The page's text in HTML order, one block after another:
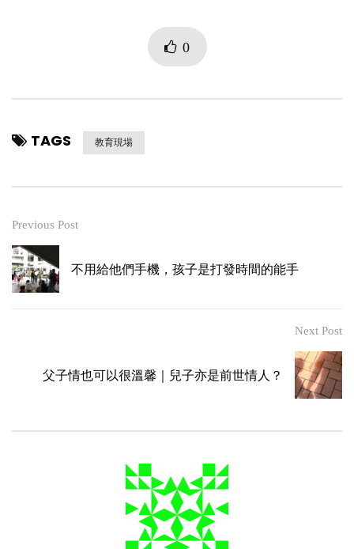
0
TAGS 教育現場
Previous Post
不用給他們手機，孩子是打發時間的能手
Next Post
父子情也可以很溫馨｜兒子亦是前世情人？